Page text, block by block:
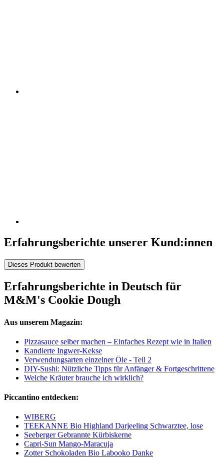
Erfahrungsberichte unserer Kund:innen
Dieses Produkt bewerten
Erfahrungsberichte in Deutsch für
M&M's Cookie Dough
Aus unserem Magazin:
Pizzasauce selber machen – Einfaches Rezept wie in Italien
Kandierte Ingwer-Kekse
Verwendungsarten einzelner Öle - Teil 2
DIY-Sushi: Nützliche Tipps für Anfänger & Fortgeschrittene
Welche Kräuter brauche ich wirklich?
Piccantino entdecken:
WIBERG
TEEKANNE Bio Highland Darjeeling Schwarztee, lose
Seeberger Gebrannte Kürbiskerne
Capri-Sun Mango-Maracuja
Zotter Schokoladen Bio Labooko Danke